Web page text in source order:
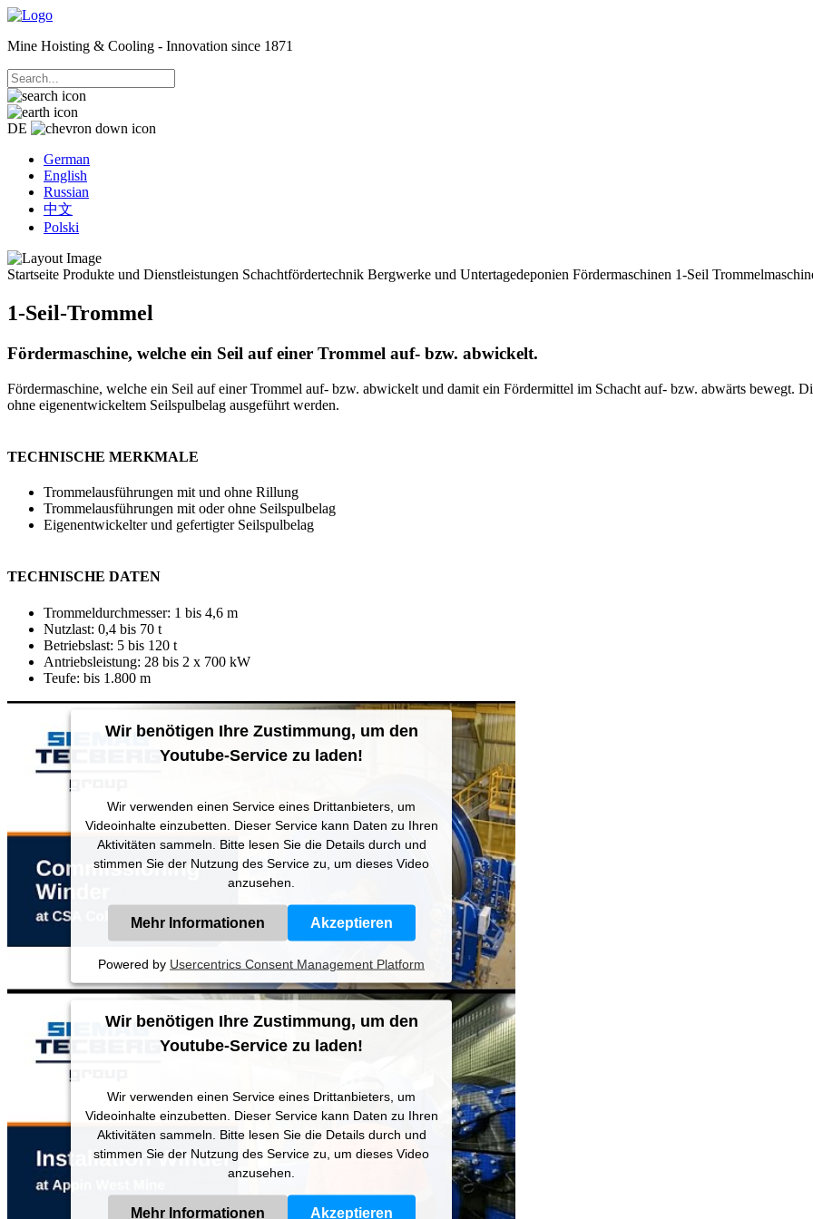
Mine Hoisting & Cooling - Innovation since 1871
DE
German
English
Russian
中文
Polski
Startseite Produkte und Dienstleistungen Schachtfördertechnik Bergwerke und Untertagedeponien Fördermaschinen 1-Seil
1-Seil-Trommel
Fördermaschine, welche ein Seil auf einer Trommel auf- bzw. abwickelt.
Fördermaschine, welche ein Seil auf einer Trommel auf- bzw. abwickelt und damit ein Fördermittel im Schacht auf- bzw. abwärts bewegt.
ohne eigenentwickeltem Seilspulbelag ausgeführt werden.
TECHNISCHE MERKMALE
Trommelausführungen mit und ohne Rillung
Trommelausführungen mit oder ohne Seilspulbelag
Eigenentwickelter und gefertigter Seilspulbelag
TECHNISCHE DATEN
Trommeldurchmesser: 1 bis 4,6 m
Nutzlast: 0,4 bis 70 t
Betriebslast: 5 bis 120 t
Antriebsleistung: 28 bis 2 x 700 kW
Teufe: bis 1.800 m
Wir benötigen Ihre Zustimmung, um den
Youtube-Service zu laden!
Wir verwenden einen Service eines Drittanbieters, um
Videoinhalte einzubetten. Dieser Service kann Daten zu Ihren
Aktivitäten sammeln. Bitte lesen Sie die Details durch und
stimmen Sie der Nutzung des Service zu, um dieses Video
anzusehen.
Mehr Informationen Akzeptieren
Powered by Usercentrics Consent Management Platform
Wir benötigen Ihre Zustimmung, um den
Youtube-Service zu laden!
Wir verwenden einen Service eines Drittanbieters, um
Videoinhalte einzubetten. Dieser Service kann Daten zu Ihren
Aktivitäten sammeln. Bitte lesen Sie die Details durch und
stimmen Sie der Nutzung des Service zu, um dieses Video
anzusehen.
Mehr Informationen Akzeptieren